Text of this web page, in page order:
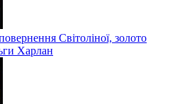
Світоліної, золото
Харлан